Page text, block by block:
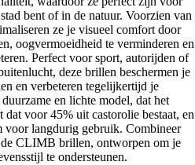
bent of in de natuur. Voorzien van
ze je visueel comfort door
oogvermoeidheid te verminderen en
Perfect voor sport, autorijden of
deze brillen beschermen je
en verbeteren tegelijkertijd je
en lichte model, dat het
voor 45% uit castorolie bestaat, en
voor langdurig gebruik. Combineer
de CLIMB brillen, ontworpen om je
te ondersteunen.